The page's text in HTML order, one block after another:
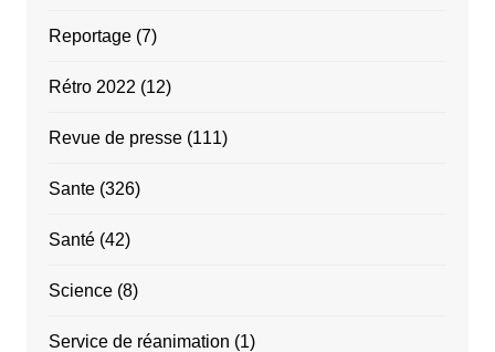
Reportage(7)
Rétro 2022 (12)
Revue de presse(111)
Sante(326)
Santé(42)
Science(8)
Service de réanimation (1)